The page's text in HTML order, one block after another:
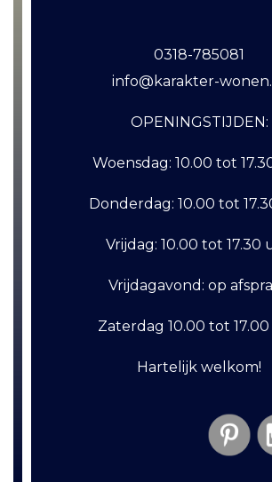
0318-785081
info@karakter-
OPENINGSTIJDEN:
Woensdag: 10.00 tot
Donderdag: 10.00 tot
Vrijdag: 10.00 tot 17.30
Vrijdagavond: op
Zaterdag 10.00 tot
Hartelijk welkom!